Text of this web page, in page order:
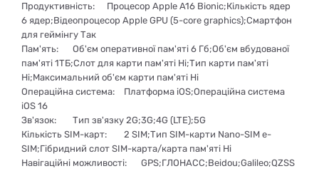
Продуктивність:
Процесор Apple A16 Bionic;Кількість ядер
6 ядер;Відеопроцесор Apple GPU (5-core graphics);Смартфон
для геймінгу Так
Пам'ять:
Об'єм оперативної пам'яті 6 Гб;Об'єм вбудованої
пам'яті 1ТБ;Слот для карти пам'яті Ні;Тип карти пам'яті
Ні;Максимальний об'єм карти пам'яті Ні
Операційна система:
Платформа iOS;Операційна система
iOS 16
Зв'язок:
Тип зв'язку 2G;3G;4G (LTE);5G
Кількість SIM-карт:
2 SIM;Тип SIM-карти Nano-SIM e-
SIM;Гібридний слот SIM-карта/карта пам'яті Ні
Навігаційні можливості:
GPS;ГЛОНАСС;Beidou;Galileo;QZSS